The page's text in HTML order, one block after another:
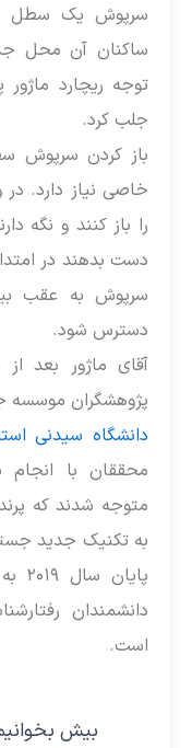
سرپوش یک سطل
ساکنان آن محل
توجه ریچارد
جلب کرد.
باز کردن سرپوش
خاصی نیاز دارد.
را باز کنند و نگه
دست بدهند در
سرپوش به عقب
دسترس شود.
آقای ماژور بعد
پژوهشگران موسسه
دانشگاه سیدنی
محققان با
متوجه شدند که
به تکنیک جدید
دانشمندان
است.
بیش